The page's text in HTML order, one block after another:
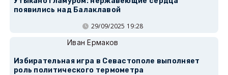
появились над Балаклавой
29/09/2025 19:28
Иван Ермаков
Избирательная игра в Севастополе выполняет
роль политического термометра